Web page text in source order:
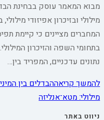
מבוא המאמר עוסק בבחינת
מילולי ובזיכרון אפיזודי
המחברים מציינים כי קיימת
בתחומי השפה והזיכרון
נתונים עדכניים, המפריד בין…
להמשך קריאההבדלים בין
מילולי: מטא־אנליזה
ניווט באתר